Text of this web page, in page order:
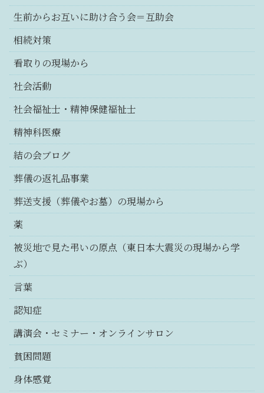
生前からお互いに助け合う会＝互助会
相続対策
看取りの現場から
社会活動
社会福祉士・精神保健福祉士
精神科医療
結の会ブログ
葬儀の返礼品事業
葬送支援（葬儀やお墓）の現場から
薬
被災地で見た弔いの原点（東日本大震災の現場から学
ぶ）
言葉
認知症
講演会・セミナー・オンラインサロン
貧困問題
身体感覚